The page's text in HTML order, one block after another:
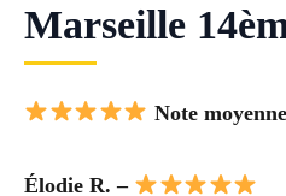
Marseille
Note
Élodie R. –